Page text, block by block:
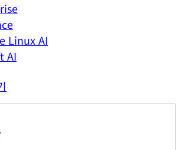
Linux AI
AI